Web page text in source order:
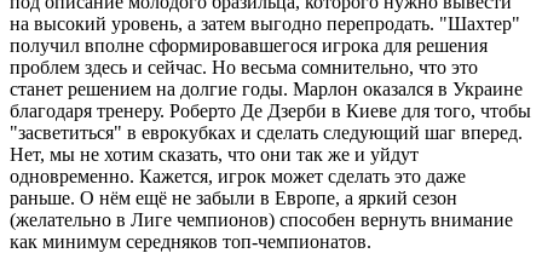
на высокий уровень, а затем выгодно перепродать. "Шахтер"
получил вполне сформировавшегося игрока для решения
проблем здесь и сейчас. Но весьма сомнительно, что это
станет решением на долгие годы. Марлон оказался в Украине
благодаря тренеру. Роберто Де Дзерби в Киеве для того, чтобы
"засветиться" в еврокубках и сделать следующий шаг вперед.
Нет, мы не хотим сказать, что они так же и уйдут
одновременно. Кажется, игрок может сделать это даже
раньше. О нём ещё не забыли в Европе, а яркий сезон
(желательно в Лиге чемпионов) способен вернуть внимание
как минимум середняков топ-чемпионатов.